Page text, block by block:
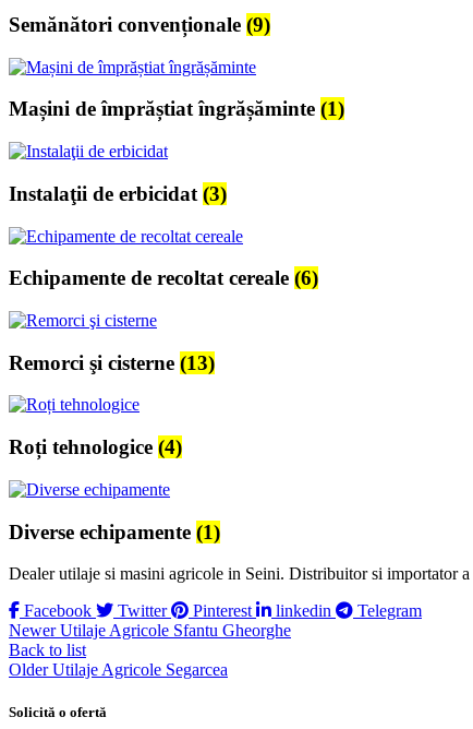
Semănători convenționale (9)
Mașini de împrăștiat îngrășăminte (1)
Instalaţii de erbicidat (3)
Echipamente de recoltat cereale (6)
Remorci şi cisterne (13)
Roți tehnologice (4)
Diverse echipamente (1)
Dealer utilaje si masini agricole in Seini. Distribuitor si importator
Facebook
Twitter Pinterest linkedin
Telegram
Newer Utilaje Agricole Sfantu Gheorghe
Back to list
Older Utilaje Agricole Segarcea
Solicită o ofertă